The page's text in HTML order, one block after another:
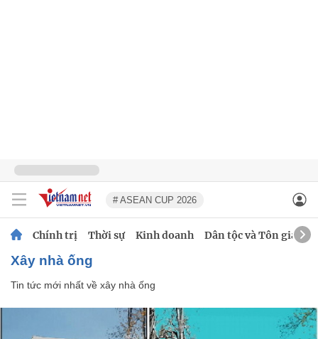
# ASEAN CUP 2026
Chính trị Thời sự Kinh doanh Dân tộc và Tôn giáo
xây nhà ống
Tin tức mới nhất về xây nhà ống